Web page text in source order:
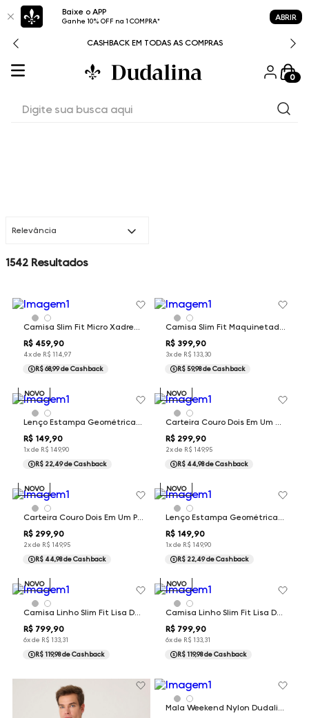
Baixe o APP
Ganhe 10% OFF na 1 COMPRA* ABRIR
CASHBACK EM TODAS AS COMPRAS
0
Relevância
1542
Camisa Slim Fit Micro Xadrez Dudalina Masculina
R$ 459,90
4x de R$ 114,97
R$ 68,99de Cashback
Camisa Slim Fit Maquinetada Dudalina Masculina
R$ 399,90
3x de R$ 133,30
R$ 59,98de Cashback
Lenço Estampa Geométrica Azul Dudalina
R$ 149,90
1x de R$ 149,90
NOVO
R$ 22,49de Cashback
Carteira Couro Dois Em Um Marrom Dudalina Masculina
R$ 299,90
2x de R$ 149,95
NOVO
R$ 44,98de Cashback
Carteira Couro Dois Em Um Preto Dudalina Masculina
R$ 299,90
2x de R$ 149,95
NOVO
R$ 44,98de Cashback
Lenço Estampa Geométrica Verde Dudalina
R$ 149,90
1x de R$ 149,90
NOVO
R$ 22,49de Cashback
Camisa Linho Slim Fit Lisa Dudalina Masculina
R$ 799,90
6x de R$ 133,31
NOVO
R$ 119,98de Cashback
Camisa Linho Slim Fit Lisa Dudalina Masculina
R$ 799,90
6x de R$ 133,31
NOVO
R$ 119,98de Cashback
Mala Weekend Nylon Dudalina